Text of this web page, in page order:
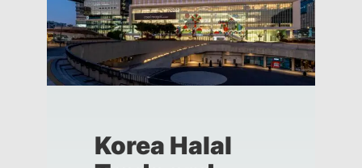
Korea Halal